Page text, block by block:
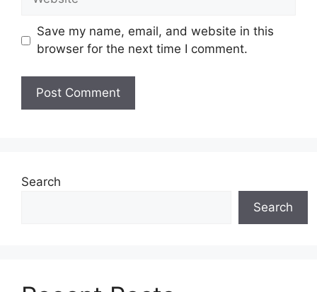
Save my name, email, and website in this
browser for the next time I comment.
Search
Search